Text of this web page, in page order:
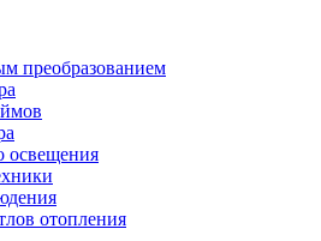
преобразованием
освещения
отопления